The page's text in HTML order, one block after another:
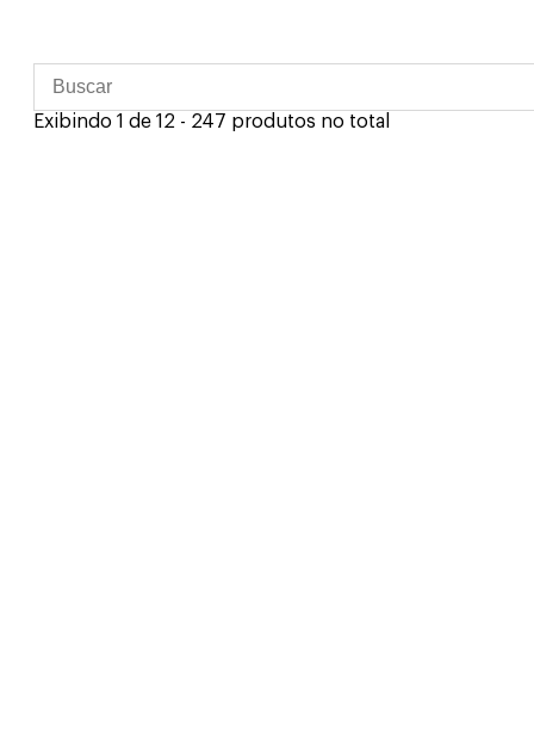
Exibindo 1 de 12 - 247 produtos no total